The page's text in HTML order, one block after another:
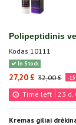
Polipeptidinis
Kodas 10111
In Stock
27,20 £ 32,00 £ -
Time left 23 d.
Kremas giliai